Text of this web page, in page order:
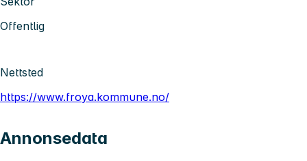
Offentlig
Nettsted
https://www.froya.kommune.no/
Annonsedata